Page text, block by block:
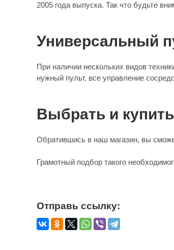
2005 года выпуска. Так что будьте
Универсальный
При наличии нескольких видов
нужный пульт, все управление
Выбрать и
Обратившись в наш магазин, вы
Грамотный подбор такого
Отправь ссылку: